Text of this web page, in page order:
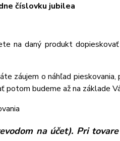
číslovku jubilea
na daný produkt
záujem o náhľad
potom budeme až na základe
na účet). Pri